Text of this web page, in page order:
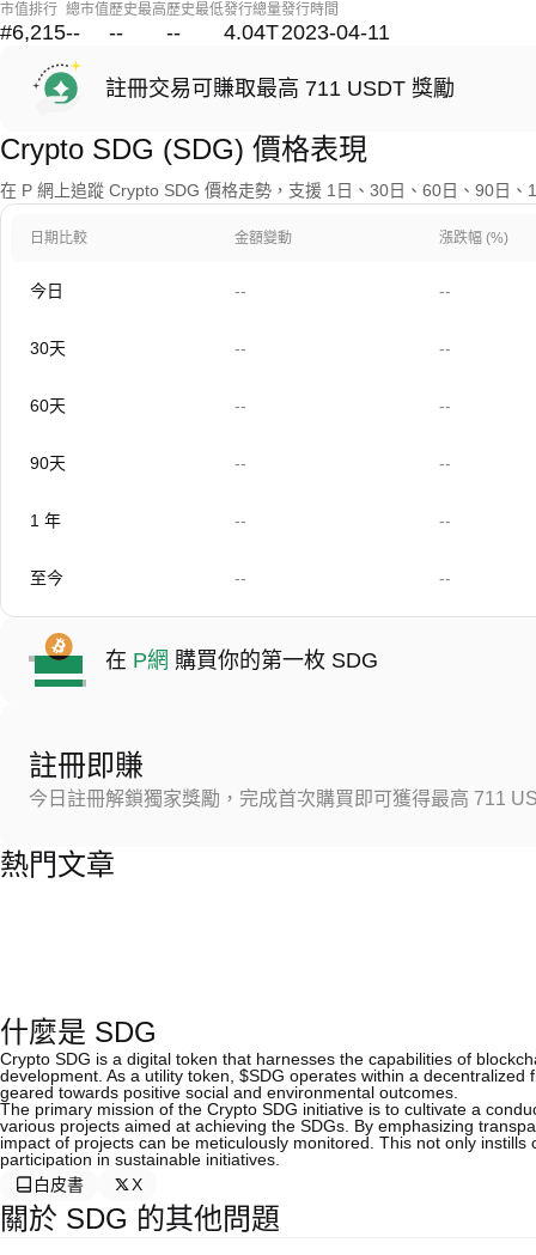
市值排行
#6,215
總市值
--
歷史最高
--
歷史最低
--
發行總量
4.04T
發行時間
2023-04-11
註冊交易可賺取最高 711 USDT 獎勵
Crypto SDG (SDG) 價格表現
在 P 網上追蹤 Crypto SDG 價格走勢，支援 1日、30日、60日、90日、
日期比較 金額變動 漲跌幅 (%)
今日 -- --
30天 -- --
60天 -- --
90天 -- --
1 年 -- --
至今 -- --
在 P網 購買你的第一枚 SDG
註冊即賺
今日註冊解鎖獨家獎勵，完成首次購買即可獲得最高 711
熱門文章
什麼是 SDG
Crypto SDG is a digital token that harnesses the capabilities of
development. As a utility token, $SDG operates within a
geared towards positive social and environmental outcomes.
The primary mission of the Crypto SDG initiative is to cultivate a
various projects aimed at achieving the SDGs. By emphasizing
impact of projects can be meticulously monitored. This not only
participation in sustainable initiatives.
白皮書
X
關於 SDG 的其他問題